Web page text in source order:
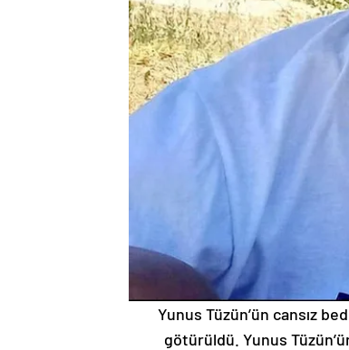
Yunus Tüzün’ün cansız
götürüldü. Yunus